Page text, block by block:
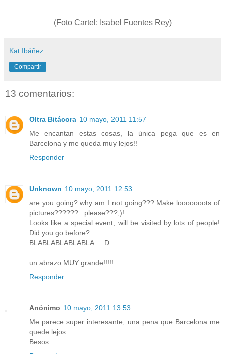
(Foto Cartel: Isabel Fuentes Rey)
Kat Ibáñez
Compartir
13 comentarios:
Oltra Bitácora 10 mayo, 2011 11:57
Me encantan estas cosas, la única pega que es en
Barcelona y me queda muy lejos!!
Responder
Unknown 10 mayo, 2011 12:53
are you going? why am I not going??? Make looooooots of
pictures??????...please???;)!
Looks like a special event, will be visited by lots of people!
Did you go before?
BLABLABLABLABLA....:D
un abrazo MUY grande!!!!!
Responder
Anónimo 10 mayo, 2011 13:53
Me parece super interesante, una pena que Barcelona me
quede lejos.
Besos.